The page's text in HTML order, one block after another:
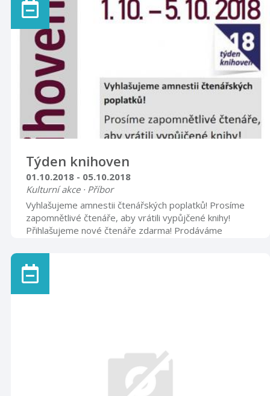
Týden knihoven
01.10.2018 - 05.10.2018
Kulturní akce · Příbor
Vyhlašujeme amnestii čtenářských poplatků! Prosíme
zapomnětlivé čtenáře, aby vrátili vypůjčené knihy!
Přihlašujeme nové čtenáře zdarma! Prodáváme
ZÁHADY VÝCHODNÍHO PRUSKA Milan Zacha Kučera
Čtvrtek 4. 10. v 17 hod. LITERÁRNÍ SALÓN PRO DĚTI
„Jak na příšery“